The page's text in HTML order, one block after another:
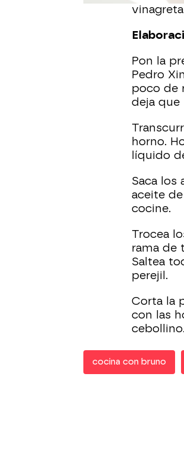
Pon la
Pedro
poco de
deja que
horno.
líquido
Saca los
aceite
cocine.
Trocea
rama de
Saltea
perejil.
Corta la
con las
cebollino.
cocina con bruno